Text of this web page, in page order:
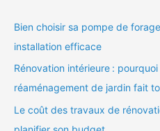
Bien choisir sa pompe de
installation efficace
Rénovation intérieure : pourquoi
réaménagement de jardin fait
Le coût des travaux de